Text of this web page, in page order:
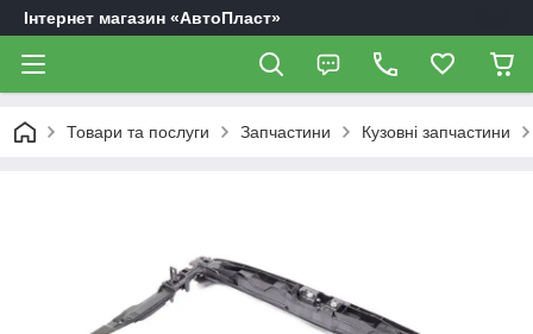
Інтернет магазин «АвтоПласт»
Товари та послуги Запчастини Кузовні запчастини